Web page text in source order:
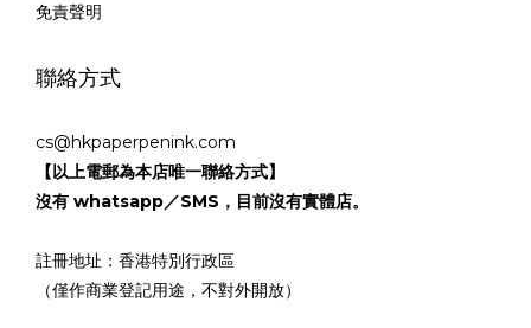
免責聲明
聯絡方式
cs@hkpaperpenink.com
【以上電郵為本店唯一聯絡方式】
沒有 whatsapp／SMS，目前沒有實體店。
註冊地址：香港特別行政區
（僅作商業登記用途，不對外開放）